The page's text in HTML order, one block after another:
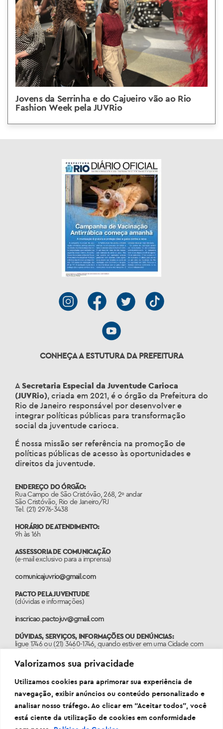
Valorizamos sua privacidade
Utilizamos cookies para aprimorar sua experiência de
navegação, exibir anúncios ou conteúdo personalizado e
analisar nosso tráfego. Ao clicar em “Aceitar todos”, você
está ciente da utilização de cookies em conformidade
Jovens da Serrinha e do Cajueiro vão ao Rio
Fashion Week pela JUVRio
CONHEÇA A ESTUTURA DA PREFEITURA
A Secretaria Especial da Juventude Carioca
(JUVRio), criada em 2021, é o órgão da Prefeitura do
Rio de Janeiro responsável por desenvolver e
integrar políticas públicas para transformação
social da juventude carioca.
É nossa missão ser referência na promoção de
políticas públicas de acesso às oportunidades e
direitos da juventude.
ENDEREÇO DO ÓRGÃO:
Rua Campo de São Cristóvão, 268, 2º andar
São Cristóvão, Rio de Janeiro/RJ
Tel. (21) 2976-3438
HORÁRIO DE ATENDIMENTO:
9h às 16h
ASSESSORIA DE COMUNICAÇÃO
(e-mail exclusivo para a imprensa)
comunicajuvrio@gmail.com
PACTO PELA JUVENTUDE
(dúvidas e informações)
inscricao.pactojuv@gmail.com
DÚVIDAS, SERVIÇOS, INFORMAÇÕES OU DENÚNCIAS:
ligue 1746 ou (21) 3460-1746, quando estiver em uma Cidade com
o código de área diferente do 21.
PORTAL: